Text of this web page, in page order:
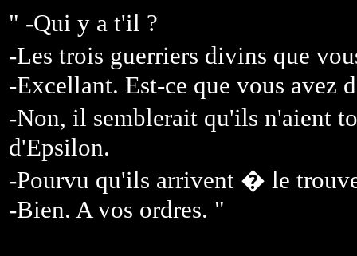
" -Qui y a t'il ?
-Les trois guerriers divins que
-Excellant. Est-ce que vous avez
-Non, il semblerait qu'ils n'aient
d'Epsilon.
-Pourvu qu'ils arrivent � le
-Bien. A vos ordres. "